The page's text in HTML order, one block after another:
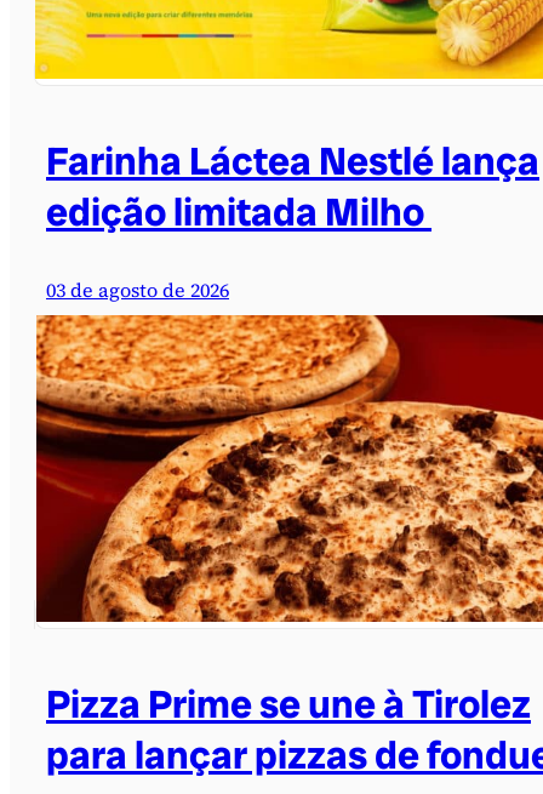
Farinha Láctea Nestlé lança
edição limitada Milho
03 de agosto de 2026
Pizza Prime se une à Tirolez
para lançar pizzas de